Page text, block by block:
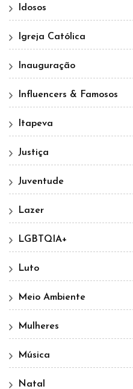
Idosos
Igreja Católica
Inauguração
Influencers & Famosos
Itapeva
Justiça
Juventude
Lazer
LGBTQIA+
Luto
Meio Ambiente
Mulheres
Música
Natal